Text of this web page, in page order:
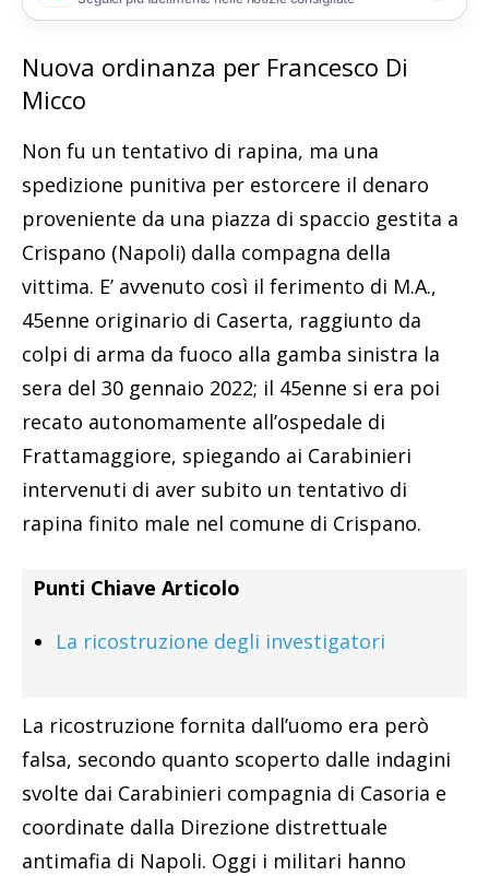
Nuova ordinanza per Francesco Di
Micco
Non fu un tentativo di rapina, ma una
spedizione punitiva per estorcere il denaro
proveniente da una piazza di spaccio gestita a
Crispano (Napoli) dalla compagna della
vittima. E’ avvenuto così il ferimento di M.A.,
45enne originario di Caserta, raggiunto da
colpi di arma da fuoco alla gamba sinistra la
sera del 30 gennaio 2022; il 45enne si era poi
recato autonomamente all’ospedale di
Frattamaggiore, spiegando ai Carabinieri
intervenuti di aver subito un tentativo di
rapina finito male nel comune di Crispano.
Punti Chiave Articolo
La ricostruzione degli investigatori
La ricostruzione fornita dall’uomo era però
falsa, secondo quanto scoperto dalle indagini
svolte dai Carabinieri compagnia di Casoria e
coordinate dalla Direzione distrettuale
antimafia di Napoli. Oggi i militari hanno